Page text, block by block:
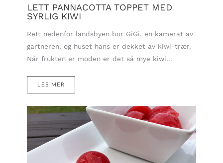
LETT PANNACOTTA TOPPET MED
SYRLIG KIWI
Rett nedenfor landsbyen bor GiGi, en kamerat av
gartneren, og huset hans er dekket av kiwi-trær.
Når frukten er moden er det så mye kiwi…
LES MER